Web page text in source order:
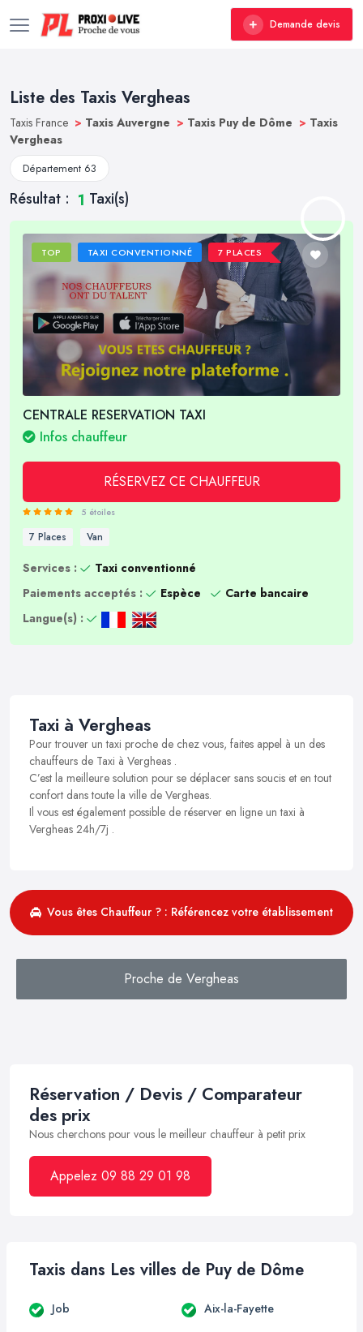
Demande devis
Liste des Taxis Vergheas
Taxis France > Taxis Auvergne > Taxis Puy de Dôme > Taxis
Vergheas
Département 63
Résultat : 1 Taxi(s)
TOP TAXI CONVENTIONNÉ 7 PLACES
CENTRALE RESERVATION TAXI
Infos chauffeur
RÉSERVEZ CE CHAUFFEUR
5 étoiles
7 Places Van
Services :
Taxi conventionné
Paiements acceptés :
Espèce
Carte bancaire
Langue(s) :
Taxi à Vergheas
Pour trouver un taxi proche de chez vous, faites appel à un des
chauffeurs de Taxi à Vergheas .
C’est la meilleure solution pour se déplacer sans soucis et en tout
confort dans toute la ville de Vergheas.
Il vous est également possible de réserver en ligne un taxi à
Vergheas 24h/7j .
Vous êtes Chauffeur ? : Référencez votre établissement
Proche de Vergheas
Réservation / Devis / Comparateur
des prix
Nous cherchons pour vous le meilleur chauffeur à petit prix
Appelez 09 88 29 01 98
Taxis dans Les villes de Puy de Dôme
Job Aix-la-Fayette